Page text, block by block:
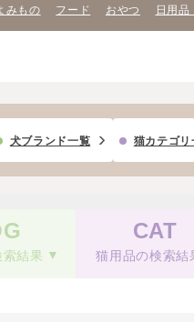
みもの フード おやつ 日用品
犬ブランド一覧 猫カテゴリ
結果
CAT
猫用品の検索結